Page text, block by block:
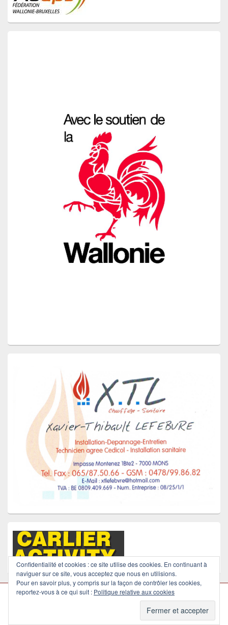
. Tous Droits Réservés.
Thèmes Catch
Confidentialité et cookies : ce site utilise des cookies. En continuant à
naviguer sur ce site, vous acceptez que nous en utilisions.
Pour en savoir plus, y compris sur la façon de contrôler les cookies,
reportez-vous à ce qui suit : Politique relative aux cookies